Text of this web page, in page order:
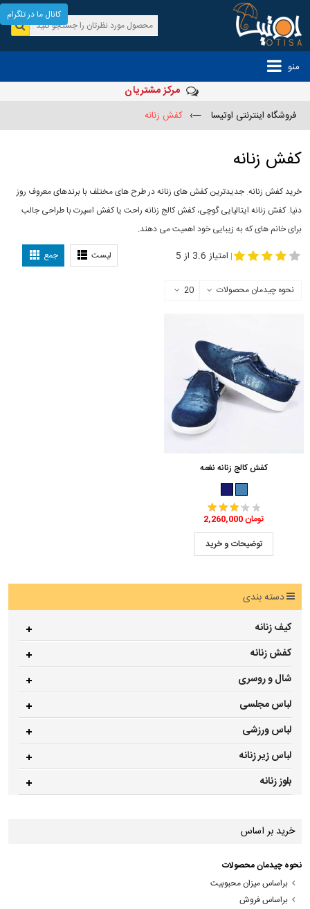
منو
مرکز مشتریان
فروشگاه اینترنتی اوتیسا —› کفش زنانه
کفش زنانه
خرید کفش زنانه. جدیدترین کفش های زنانه در طرح های مختلف با برندهای معروف روز
دنیا. کفش زنانه ایتالیایی گوچی، کفش کالج زنانه راحت یا کفش اسپرت با طراحی جالب
برای خانم های که به زیبایی خود اهمیت می دهند.
لیست جمع | امتیاز 3.6 از 5
نحوه چیدمان محصولات 20
کفش کالج زنانه نغمه
2,260,000 تومان
توضیحات و خرید
دسته بندی
کیف زنانه
کفش زنانه
شال و روسری
لباس مجلسی
لباس ورزشی
لباس زیر زنانه
بلوز زنانه
خرید بر اساس
نحوه چیدمان محصولات
براساس میزان محبوبیت
براساس فروش
کانال ما در تلگرام